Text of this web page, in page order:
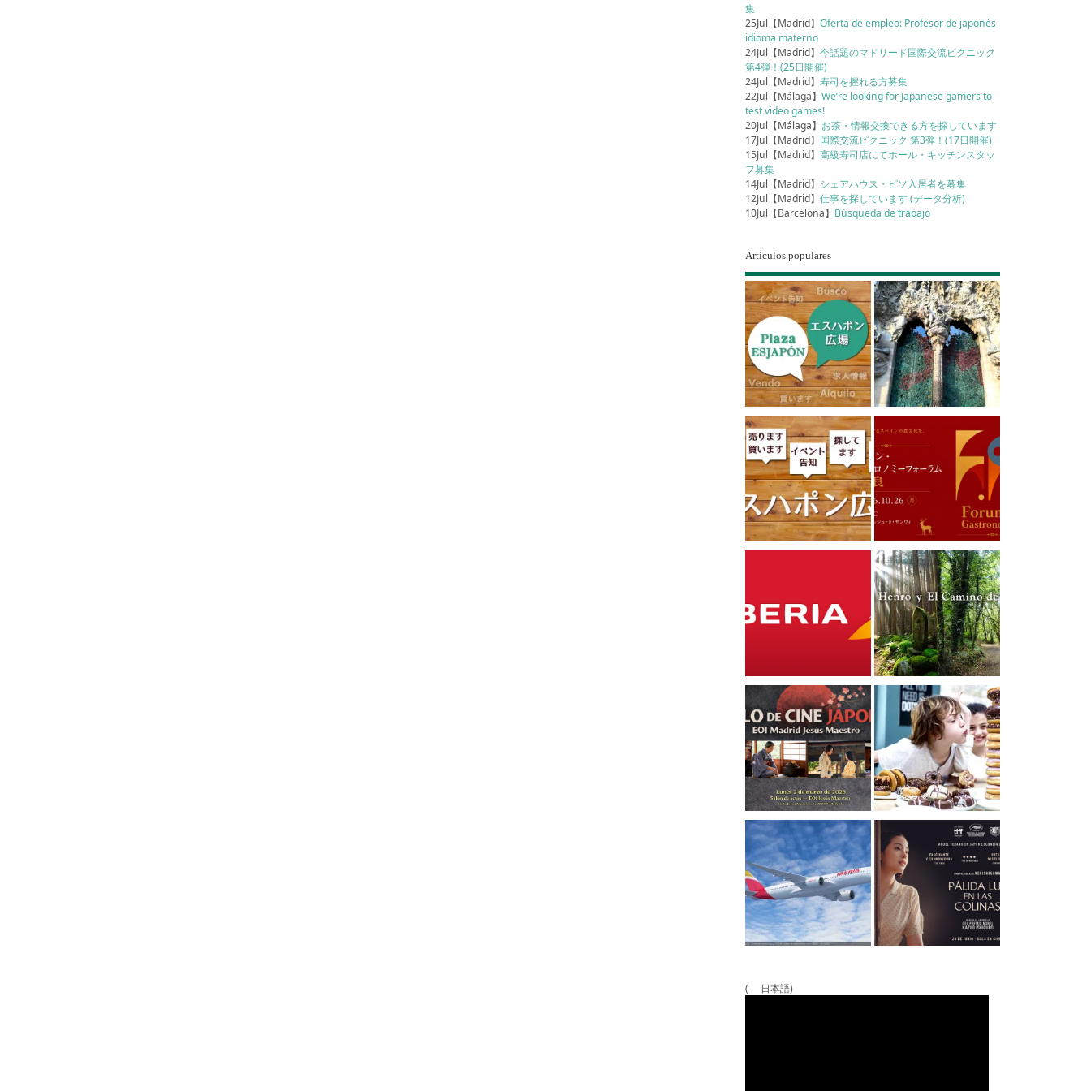
集
25Jul【Madrid】Oferta de empleo: Profesor de japonés
idioma materno
24Jul【Madrid】今話題のマドリード国際交流ピクニック
第4弾！(25日開催)
24Jul【Madrid】寿司を握れる方募集
22Jul【Málaga】We’re looking for Japanese gamers to
test video games!
20Jul【Málaga】 お茶・情報交換できる方を探しています
17Jul【Madrid】 国際交流ピクニック 第3弾！(17日開催)
15Jul【Madrid】高級寿司店にてホール・キッチンスタッ
フ募集
14Jul【Madrid】 シェアハウス・ピソ入居者を募集
12Jul【Madrid】仕事を探しています (データ分析)
10Jul【Barcelona】 Búsqueda de trabajo
Artículos populares
( 日本語)